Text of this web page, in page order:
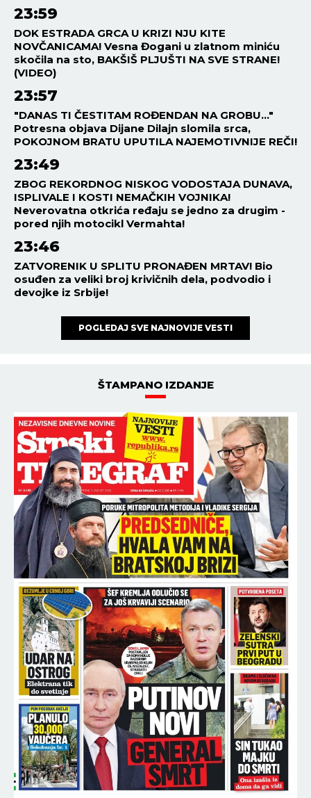
23:59
DOK ESTRADA GRCA U KRIZI NJU KITE
NOVČANICAMA! Vesna Đogani u zlatnom miniću
skočila na sto, BAKŠIŠ PLJUŠTI NA SVE STRANE!
(VIDEO)
23:57
"DANAS TI ČESTITAM ROĐENDAN NA GROBU..."
Potresna objava Dijane Dilajn slomila srca,
POKOJNOM BRATU UPUTILA NAJEMOTIVNIJE REČI!
23:49
ZBOG REKORDNOG NISKOG VODOSTAJA DUNAVA,
ISPLIVALE I KOSTI NEMAČKIH VOJNIKA!
Neverovatna otkrića ređaju se jedno za drugim -
pored njih motocikl Vermahta!
23:46
ZATVORENIK U SPLITU PRONAĐEN MRTAV! Bio
osuđen za veliki broj krivičnih dela, podvodio i
devojke iz Srbije!
POGLEDAJ SVE NAJNOVIJE VESTI
ŠTAMPANO IZDANJE